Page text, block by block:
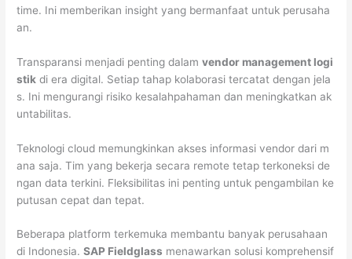
time. Ini memberikan insight yang bermanfaat untuk perusaha
an.
Transparansi menjadi penting dalamvendor management logi
stik di era digital. Setiap tahap kolaborasi tercatat dengan jela
s. Ini mengurangi risiko kesalahpahaman dan meningkatkan ak
untabilitas.
Teknologi cloud memungkinkan akses informasi vendor dari m
ana saja. Tim yang bekerja secara remote tetap terkoneksi de
ngan data terkini. Fleksibilitas ini penting untuk pengambilan ke
putusan cepat dan tepat.
Beberapa platform terkemuka membantu banyak perusahaan
di Indonesia.SAP Fieldglass menawarkan solusi komprehensif